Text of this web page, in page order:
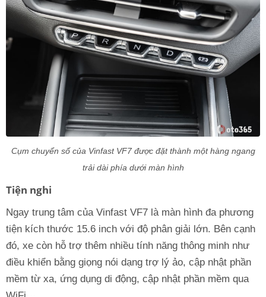
Cụm chuyển số của Vinfast VF7 được đặt thành một hàng ngang
trải dài phía dưới màn hình
Tiện nghi
Ngay trung tâm của Vinfast VF7 là màn hình đa phương
tiện kích thước 15.6 inch với độ phân giải lớn. Bên cạnh
đó, xe còn hỗ trợ thêm nhiều tính năng thông minh như
điều khiển bằng giọng nói dạng trợ lý ảo, cập nhật phần
mềm từ xa, ứng dụng di động, cập nhật phần mềm qua